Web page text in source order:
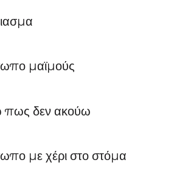
μαϊμούς
πως δεν ακούω
με χέρι στο στόμα